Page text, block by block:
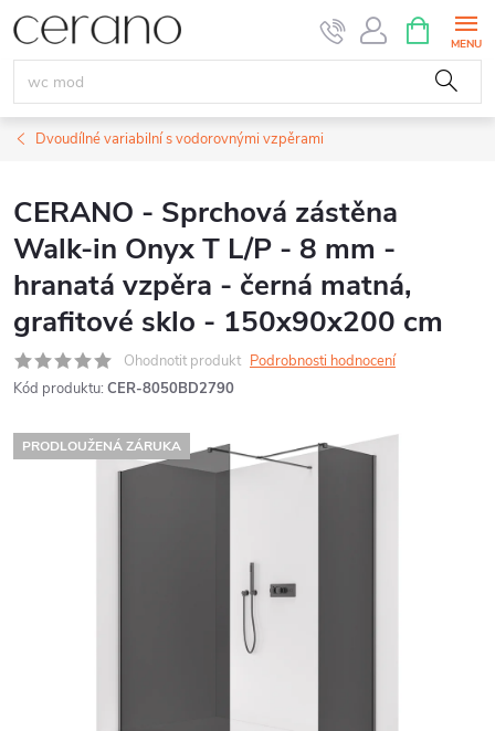
Přejít
na
obsah
NÁKUPNÍ
KOŠÍK
Dvoudílné variabilní s vodorovnými vzpěrami
CERANO - Sprchová zástěna
Walk-in Onyx T L/P - 8 mm -
hranatá vzpěra - černá matná,
grafitové sklo - 150x90x200 cm
Ohodnotit produkt Podrobnosti hodnocení
Kód produktu: CER-8050BD2790
PRODLOUŽENÁ ZÁRUKA